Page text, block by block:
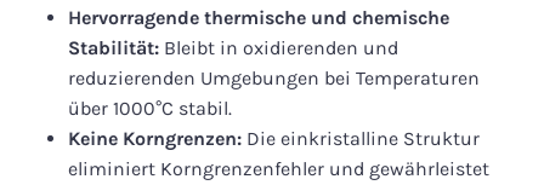
Hervorragende thermische und chemische
Stabilität: Bleibt in oxidierenden und
reduzierenden Umgebungen bei Temperaturen
über 1000°C stabil.
Keine Korngrenzen: Die einkristalline Struktur
eliminiert Korngrenzenfehler und gewährleistet